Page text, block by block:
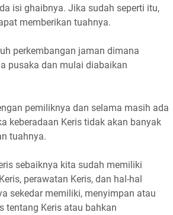
isi ghaibnya. Jika sudah seperti itu,
memberikan tuahnya.
perkembangan jaman dimana
pusaka dan mulai diabaikan
pemiliknya dan selama masih ada
keberadaan Keris tidak akan banyak
tuahnya.
sebaiknya kita sudah memiliki
perawatan Keris, dan hal-hal
sekedar memiliki, menyimpan atau
tentang Keris atau bahkan